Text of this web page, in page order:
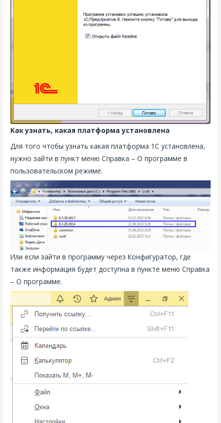
Как узнать, какая платформа установлена
Для того чтобы узнать какая платформа 1С установлена,
нужно зайти в пункт меню Справка – О программе в
пользовательском режиме.
Или если зайти в программу через Конфигуратор, где
также информация будет доступна в пункте меню Справка
– О программе.